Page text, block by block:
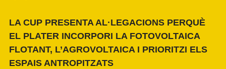
LA CUP PRESENTA AL·LEGACIONS PERQUÈ
EL PLATER INCORPORI LA FOTOVOLTAICA
FLOTANT, L’AGROVOLTAICA I PRIORITZI ELS
ESPAIS ANTROPITZATS